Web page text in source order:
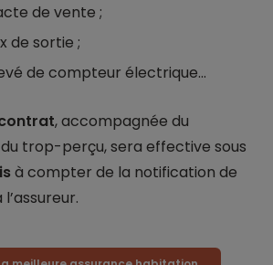
de vente ;
de sortie ;
de compteur électrique...
, accompagnée du
trop-perçu, sera effective sous
à compter de la notification de